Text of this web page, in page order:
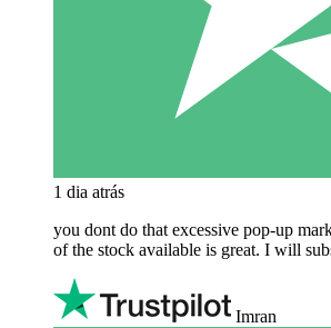
1 dia atrás
you dont do that excessive pop-up
of the stock available is great. I will
Imran